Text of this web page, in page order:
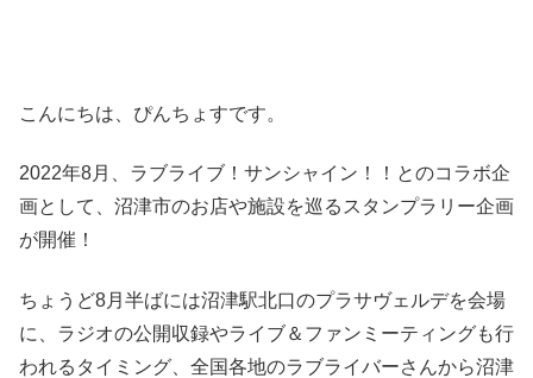
こんにちは、ぴんちょすです。
2022年8月、ラブライブ！サンシャイン！！とのコラボ企
画として、沼津市のお店や施設を巡るスタンプラリー企画
が開催！
ちょうど8月半ばには沼津駅北口のプラサヴェルデを会場
に、ラジオの公開収録やライブ＆ファンミーティングも行
われるタイミング、全国各地のラブライバーさんから沼津